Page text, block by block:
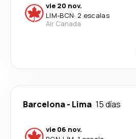
vie 20 nov.
LIM-BCN· 2 escalas
Air Canada
Barcelona- Lima 15 días
vie 06 nov.